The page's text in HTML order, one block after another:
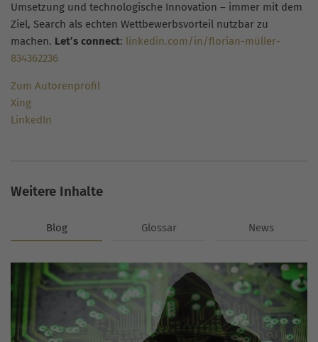
Umsetzung und technologische Innovation – immer mit dem
Ziel, Search als echten Wettbewerbsvorteil nutzbar zu
machen. Let’s connect: linkedin.com/in/florian-müller-
834362236
Zum Autorenprofil
Xing
LinkedIn
Weitere Inhalte
Blog Glossar News